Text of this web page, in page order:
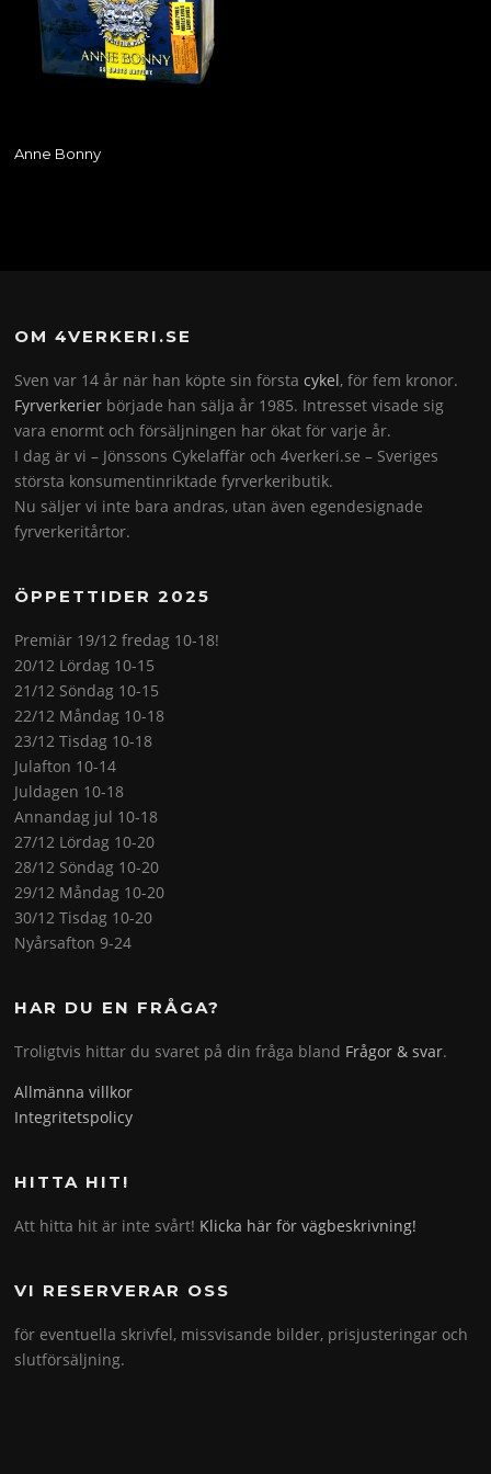
Anne Bonny
OM 4VERKERI.SE
Sven var 14 år när han köpte sin förstacykel, för fem kronor.
Fyrverkerier började han sälja år 1985. Intresset visade sig
vara enormt och försäljningen har ökat för varje år.
I dag är vi – Jönssons Cykelaffär och 4verkeri.se – Sveriges
största konsumentinriktade fyrverkeributik.
Nu säljer vi inte bara andras, utan även egendesignade
fyrverkeritårtor.
ÖPPETTIDER 2025
Premiär 19/12 fredag 10-18!
20/12 Lördag 10-15
21/12 Söndag 10-15
22/12 Måndag 10-18
23/12 Tisdag 10-18
Julafton 10-14
Juldagen 10-18
Annandag jul 10-18
27/12 Lördag 10-20
28/12 Söndag 10-20
29/12 Måndag 10-20
30/12 Tisdag 10-20
Nyårsafton 9-24
HAR DU EN FRÅGA?
Troligtvis hittar du svaret på din fråga bland Frågor & svar.
Allmänna villkor
Integritetspolicy
HITTA HIT!
Att hitta hit är inte svårt! Klicka här för vägbeskrivning!
VI RESERVERAR OSS
för eventuella skrivfel, missvisande bilder, prisjusteringar och
slutförsäljning.